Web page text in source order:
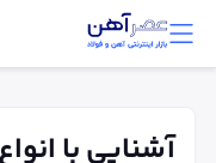
آشنایی با